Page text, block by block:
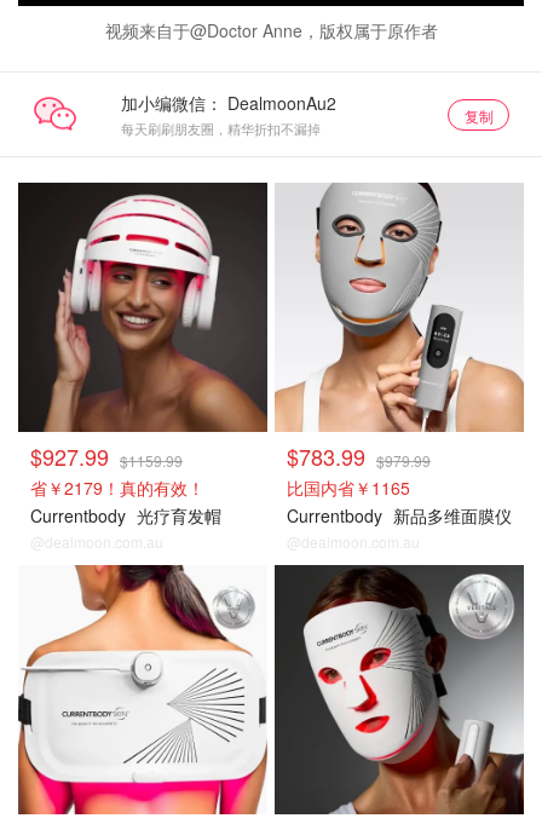
视频来自于@Doctor Anne，版权属于原作者
加小编微信：
每天刷刷朋友圈，精华折扣不漏掉
复制
$927.99 $1159.99
省￥2179！真的有效！
Currentbody 光疗育发帽
@dealmoon.com.au
$783.99 $979.99
比国内省￥1165
Currentbody 新品多维面膜仪
@dealmoon.com.au